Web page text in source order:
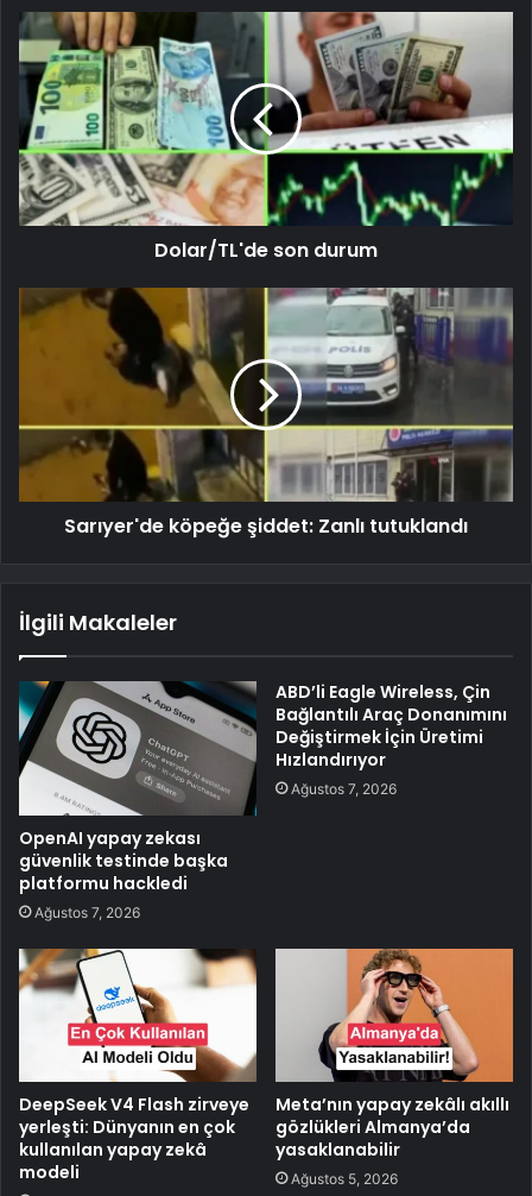
Dolar/TL'de son durum
Sarıyer'de köpeğe şiddet: Zanlı tutuklandı
İlgili Makaleler
OpenAI yapay zekası
güvenlik testinde başka
platformu hackledi
Ağustos 7, 2026
ABD’li Eagle Wireless, Çin
Bağlantılı Araç Donanımını
Değiştirmek İçin Üretimi
Hızlandırıyor
Ağustos 7, 2026
DeepSeek V4 Flash zirveye
yerleşti: Dünyanın en çok
kullanılan yapay zekâ
modeli
Meta’nın yapay zekâlı akıllı
gözlükleri Almanya’da
yasaklanabilir
Ağustos 5, 2026